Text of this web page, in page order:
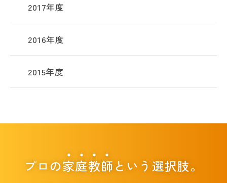
2017年度
2016年度
2015年度
プロの家庭教師という選択肢。